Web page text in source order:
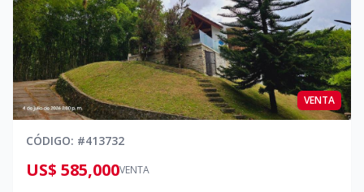
VENTA
CÓDIGO: #413732
VENTA
US$ 585,000